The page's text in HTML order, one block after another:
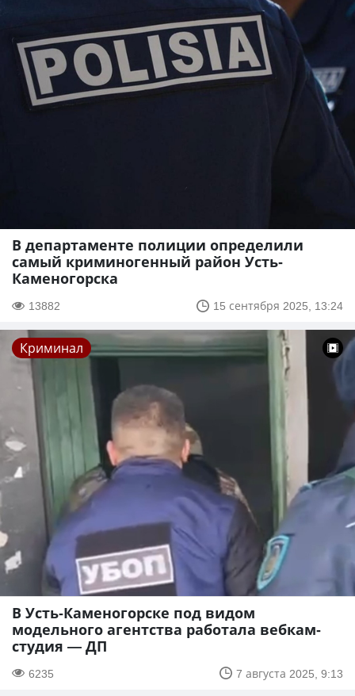
В департаменте полиции определили
самый криминогенный район Усть-
Каменогорска
13882 15 сентября 2025, 13:24
Криминал
В Усть-Каменогорске под видом
модельного агентства работала вебкам-
студия — ДП
6235 7 августа 2025, 9:13